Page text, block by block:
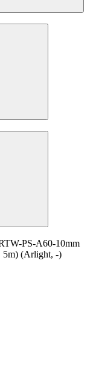
PS-A60-10mm
5m) (Arlight, -)